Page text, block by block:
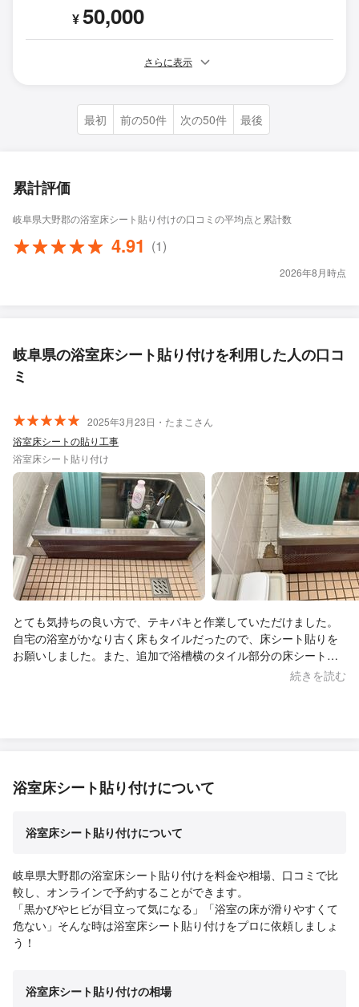
¥50,000
さらに表示
最初 前の50件 次の50件 最後
累計評価
岐阜県大野郡の浴室床シート貼り付けの口コミの平均点と累計数
4.91 (1)
2026年8月時点
岐阜県の浴室床シート貼り付けを利用した人の口コ
ミ
2025年3月23日・たまこさん
浴室床シートの貼り工事
浴室床シート貼り付け
とても気持ちの良い方で、テキパキと作業していただけました。
自宅の浴室がかなり古く床もタイルだったので、床シート貼りを
お願いしました。また、追加で浴槽横のタイル部分の床シート貼
り、数箇所のタイル目地破損部のコーキング補修もしていただき
続きを読む
浴室床シート貼り付けについて
浴室床シート貼り付けについて
岐阜県大野郡の浴室床シート貼り付けを料金や相場、口コミで比
較し、オンラインで予約することができます。
「黒かびやヒビが目立って気になる」「浴室の床が滑りやすくて
危ない」そんな時は浴室床シート貼り付けをプロに依頼しましょ
う！
浴室床シート貼り付けの相場